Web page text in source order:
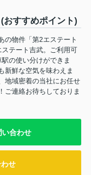
おすすめポイント)
の物件「第2エステート
テート吉武。ご利用可
の使い分けができま
新鮮な空気を味わえま
地域密着の当社にお任せ
ご連絡お待ちしておりま
合わせ
せ